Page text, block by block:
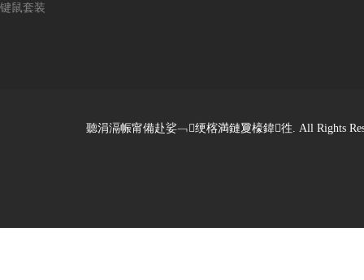
键鼠套装
聽涓滆帪甯備赴娑﹁绠楁満鏈夐檺鍏徃. All Rights